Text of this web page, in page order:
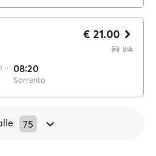
08:20
Sorrento
€ 21.00
75